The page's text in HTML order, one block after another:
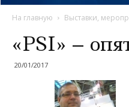
На главную Выставки,
«PSI» –
20/01/2017